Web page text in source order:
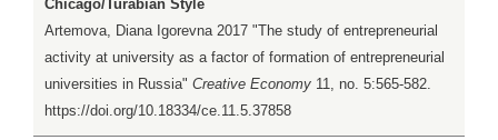
Chicago/Turabian Style
Artemova, Diana Igorevna 2017 "The study of entrepreneurial
activity at university as a factor of formation of entrepreneurial
universities in Russia" Creative Economy 11, no. 5:565-582.
https://doi.org/10.18334/ce.11.5.37858